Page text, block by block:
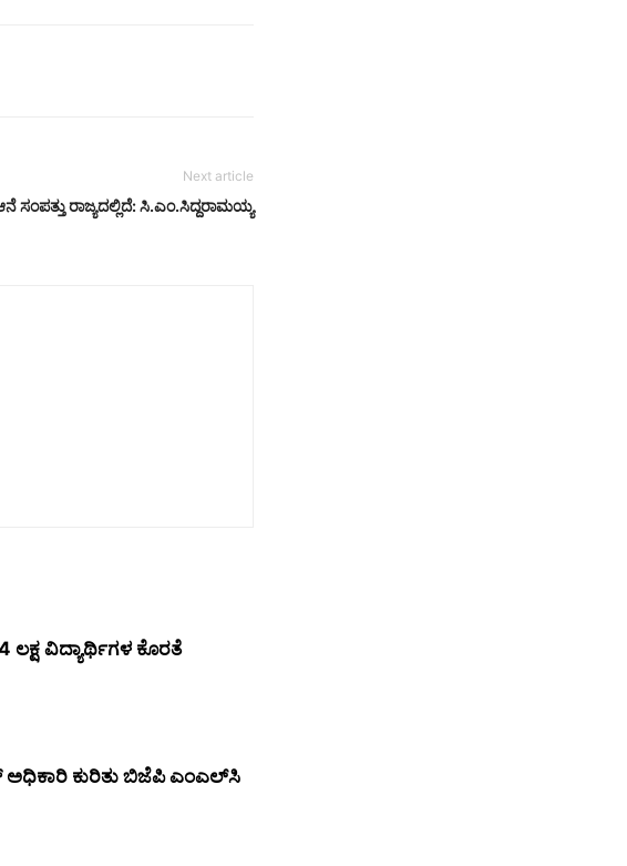
Next article
ಸಂಪತ್ತು ರಾಜ್ಯದಲ್ಲಿದೆ: ಸಿ.ಎಂ.ಸಿದ್ದರಾಮಯ್ಯ
ಲಕ್ಷ ವಿದ್ಯಾರ್ಥಿಗಳ ಕೊರತೆ
ಕುರಿತು ಬಿಜೆಪಿ ಎಂಎಲ್‌ಸಿ